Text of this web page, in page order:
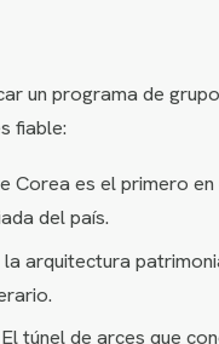
un programa de
fiable:
Corea es el primero
del país.
arquitectura
túnel de arces que